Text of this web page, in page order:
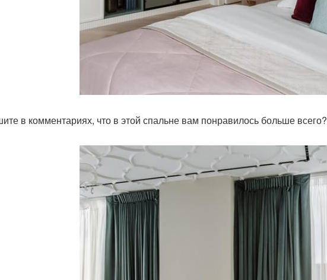
в комментариях, что в этой спальне вам понравилось больше всего?